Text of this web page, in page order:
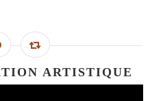
ARTISTIQUE